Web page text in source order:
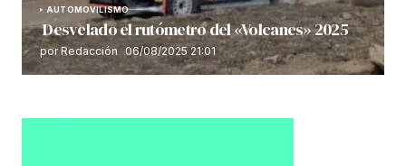
AUTOMOVILISMO
Desvelado el rutómetro del «Volcanes» 2025
por Redacción 06/08/2025 21:01